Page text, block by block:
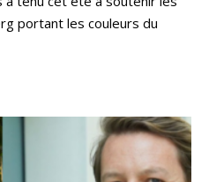
portant les couleurs du